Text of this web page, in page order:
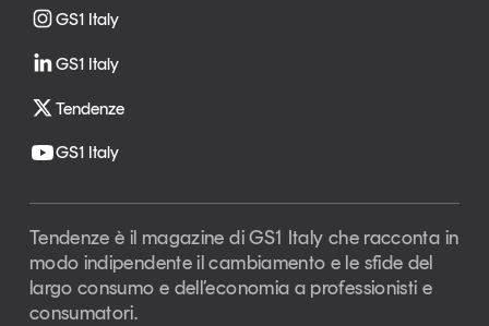
GS1 Italy
GS1 Italy
Tendenze
GS1 Italy
Tendenze è il magazine di GS1 Italy che racconta in
modo indipendente il cambiamento e le sfide del
largo consumo e dell’economia a professionisti e
consumatori.